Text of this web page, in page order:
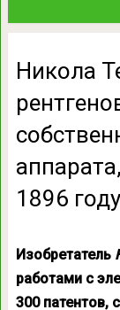
Никола
1896 году
Изобретатель
работами с
300 патентов,